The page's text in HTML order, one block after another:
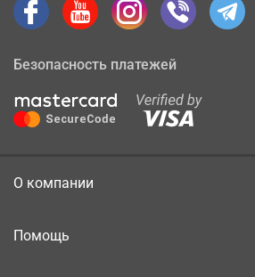
Безопасность платежей
О компании
Помощь